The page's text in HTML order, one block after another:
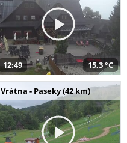
12:49 15,3 °C
Vrátna - Paseky (42 km)